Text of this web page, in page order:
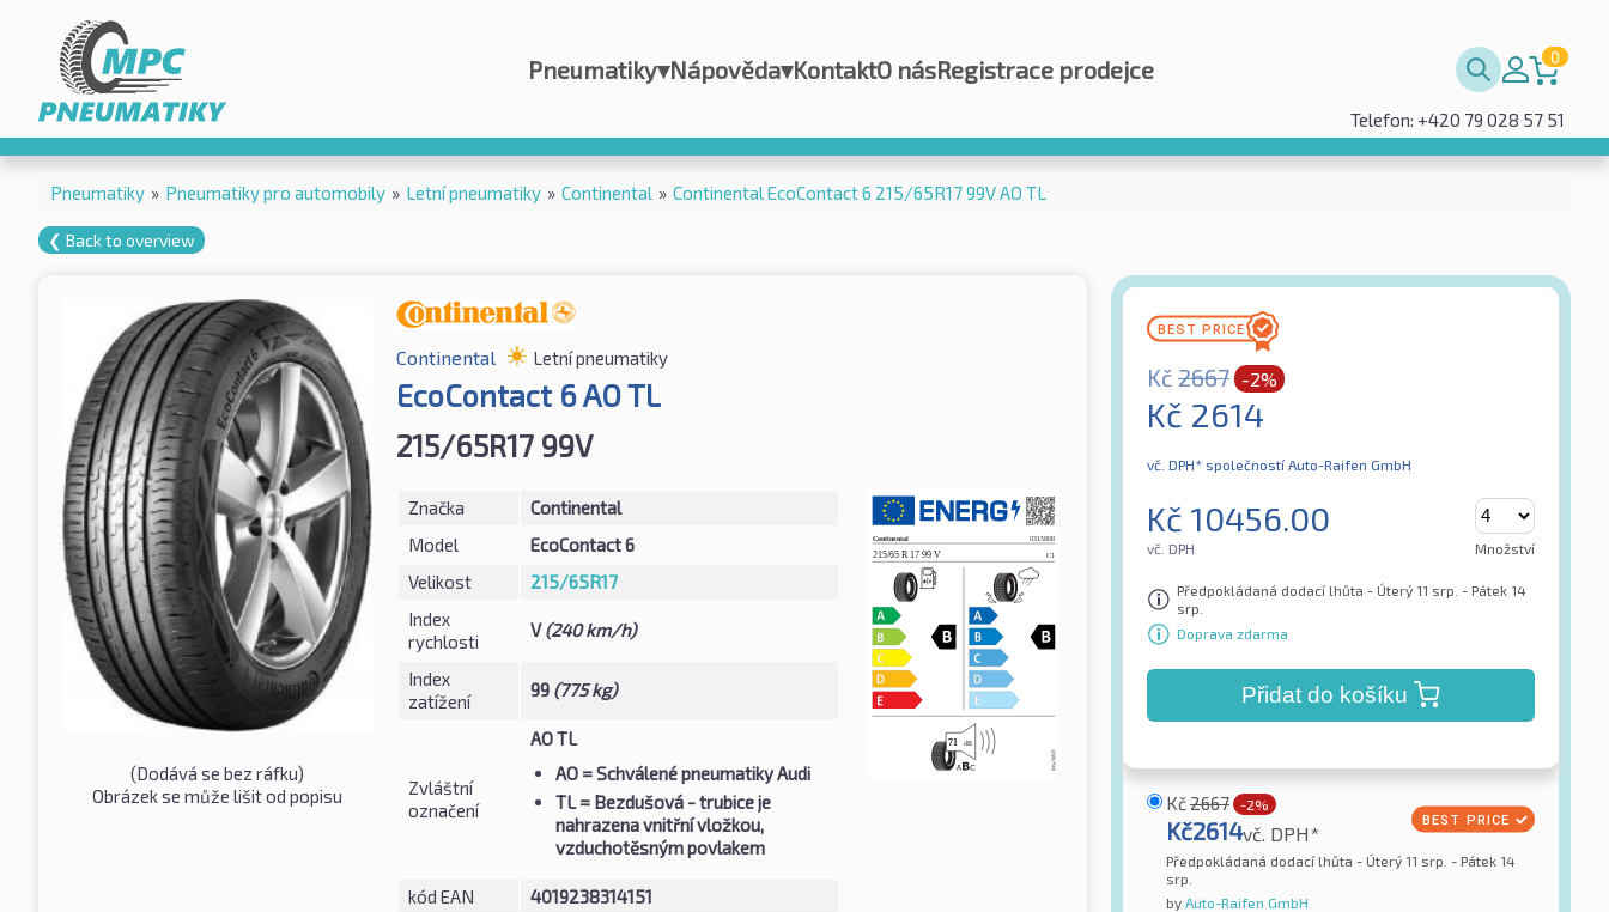
Pneumatiky▾Nápověda▾KontaktO násRegistrace prodejce 0
Telefon: +420 79 028 57 51
Pneumatiky » Pneumatiky pro automobily » Letní pneumatiky » Continental » Continental EcoContact 6 215/65R17 99V AO TL
❮ Back to overview
(Dodává se bez ráfku)
Obrázek se může lišit od popisu
Continental Letní pneumatiky
EcoContact 6 AO TL
215/65R17 99V
Značka
Continental
Model
EcoContact 6
Velikost
215/65R17
Index
rychlosti
V(240 km/h)
Index
zatížení
99 (775 kg)
Zvláštní
označení
AO TL
AO= Schválené pneumatiky Audi
TL= Bezdušová - trubice je
nahrazena vnitřní vložkou,
vzduchotěsným povlakem
kód EAN 4019238314151
Kč 2667 -2%
Kč 2614
vč. DPH* společností Auto-Raifen GmbH
Kč 10456.00
vč. DPH Množství
Předpokládaná dodací lhůta - Úterý 11 srp. - Pátek 14
srp.
Doprava zdarma
Přidat do košíku
Kč2667 -2%
Kč2614vč. DPH*
Předpokládaná dodací lhůta - Úterý 11 srp. - Pátek 14
srp.
by Auto-Raifen GmbH